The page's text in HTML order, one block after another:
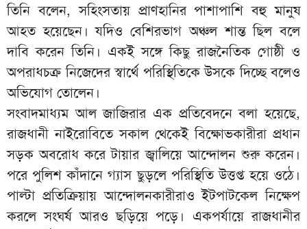
তিনি বলেন, সহিংসতায় প্রাণহানির পাশাপাশি বহু মানুষ
আহত হয়েছেন। যদিও বেশিরভাগ অঞ্চল শান্ত ছিল বলে
দাবি করেন তিনি। একই সঙ্গে কিছু রাজনৈতিক গোষ্ঠী ও
অপরাধচক্র নিজেদের স্বার্থে পরিস্থিতিকে উসকে দিচ্ছে বলেও
অভিযোগ তোলেন।
সংবাদমাধ্যম আল জাজিরার এক প্রতিবেদনে বলা হয়েছে,
রাজধানী নাইরোবিতে সকাল থেকেই বিক্ষোভকারীরা প্রধান
সড়ক অবরোধ করে টায়ার জ্বালিয়ে আন্দোলন শুরু করেন।
পরে পুলিশ কাঁদানে গ্যাস ছুড়লে পরিস্থিতি উত্তপ্ত হয়ে ওঠে।
পাল্টা প্রতিক্রিয়ায় আন্দোলনকারীরাও ইটপাটকেল নিক্ষেপ
করলে সংঘর্ষ আরও ছড়িয়ে পড়ে। একপর্যায়ে রাজধানীর